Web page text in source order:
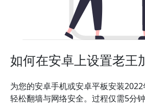
如何在安卓上设置老王
为您的安卓手机或安卓平板安装
轻松翻墙与网络安全。过程仅需5分钟